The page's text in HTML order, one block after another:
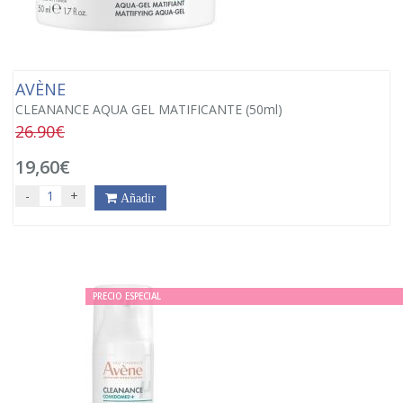
AVÈNE
CLEANANCE AQUA GEL MATIFICANTE (50ml)
26.90€
19,60€
- + Añadir
PRECIO ESPECIAL